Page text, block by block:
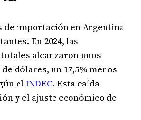
de importación en Argentina
En 2024, las
alcanzaron unos
dólares, un 17,5% menos
elINDEC. Esta caída
y el ajuste económico de